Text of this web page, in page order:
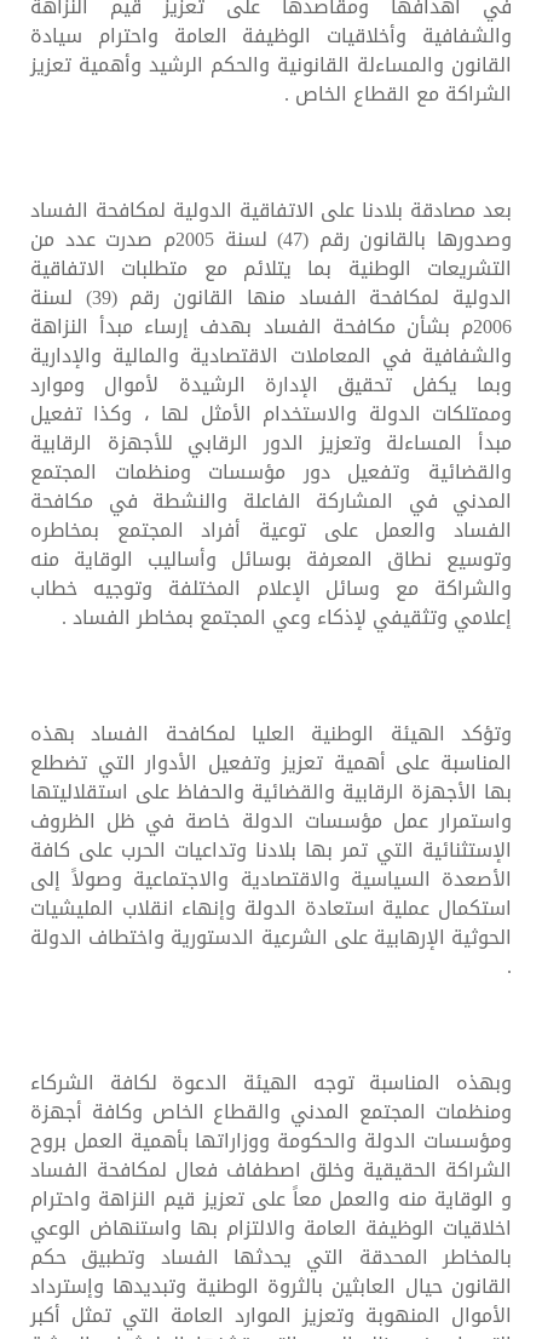
والشفافية وأخلاقيات الوظيفة العامة واحترام سيادة
القانون والمساءلة القانونية والحكم الرشيد وأهمية تعزيز
الشراكة مع القطاع الخاص .
بعد مصادقة بلادنا على الاتفاقية الدولية لمكافحة الفساد
وصدورها بالقانون رقم (47) لسنة 2005م صدرت عدد من
التشريعات الوطنية بما يتلائم مع متطلبات الاتفاقية
الدولية لمكافحة الفساد منها القانون رقم (39) لسنة
2006م بشأن مكافحة الفساد بهدف إرساء مبدأ النزاهة
والشفافية في المعاملات الاقتصادية والمالية والإدارية
وبما يكفل تحقيق الإدارة الرشيدة لأموال وموارد
وممتلكات الدولة والاستخدام الأمثل لها ، وكذا تفعيل
مبدأ المساءلة وتعزيز الدور الرقابي للأجهزة الرقابية
والقضائية وتفعيل دور مؤسسات ومنظمات المجتمع
المدني في المشاركة الفاعلة والنشطة في مكافحة
الفساد والعمل على توعية أفراد المجتمع بمخاطره
وتوسيع نطاق المعرفة بوسائل وأساليب الوقاية منه
والشراكة مع وسائل الإعلام المختلفة وتوجيه خطاب
إعلامي وتثقيفي لإذكاء وعي المجتمع بمخاطر الفساد .
وتؤكد الهيئة الوطنية العليا لمكافحة الفساد بهذه
المناسبة على أهمية تعزيز وتفعيل الأدوار التي تضطلع
بها الأجهزة الرقابية والقضائية والحفاظ على استقلاليتها
واستمرار عمل مؤسسات الدولة خاصة في ظل الظروف
الإستثنائية التي تمر بها بلادنا وتداعيات الحرب على كافة
الأصعدة السياسية والاقتصادية والاجتماعية وصولاً إلى
استكمال عملية استعادة الدولة وإنهاء انقلاب المليشيات
الحوثية الإرهابية على الشرعية الدستورية واختطاف الدولة
.
وبهذه المناسبة توجه الهيئة الدعوة لكافة الشركاء
ومنظمات المجتمع المدني والقطاع الخاص وكافة أجهزة
ومؤسسات الدولة والحكومة ووزاراتها بأهمية العمل بروح
الشراكة الحقيقية وخلق اصطفاف فعال لمكافحة الفساد
و الوقاية منه والعمل معاً على تعزيز قيم النزاهة واحترام
اخلاقيات الوظيفة العامة والالتزام بها واستنهاض الوعي
بالمخاطر المحدقة التي يحدثها الفساد وتطبيق حكم
القانون حيال العابثين بالثروة الوطنية وتبديدها وإسترداد
الأموال المنهوبة وتعزيز الموارد العامة التي تمثل أكبر